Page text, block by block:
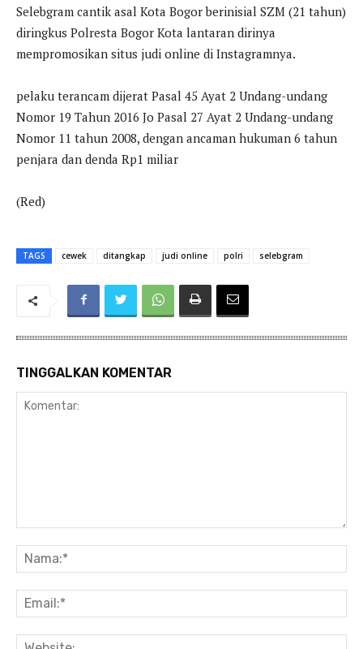
Selebgram cantik asal Kota Bogor berinisial SZM (21 tahun)
diringkus Polresta Bogor Kota lantaran dirinya
mempromosikan situs judi online di Instagramnya.
pelaku terancam dijerat Pasal 45 Ayat 2 Undang-undang
Nomor 19 Tahun 2016 Jo Pasal 27 Ayat 2 Undang-undang
Nomor 11 tahun 2008, dengan ancaman hukuman 6 tahun
penjara dan denda Rp1 miliar
(Red)
TAGS cewek ditangkap judi online polri selebgram
TINGGALKAN KOMENTAR